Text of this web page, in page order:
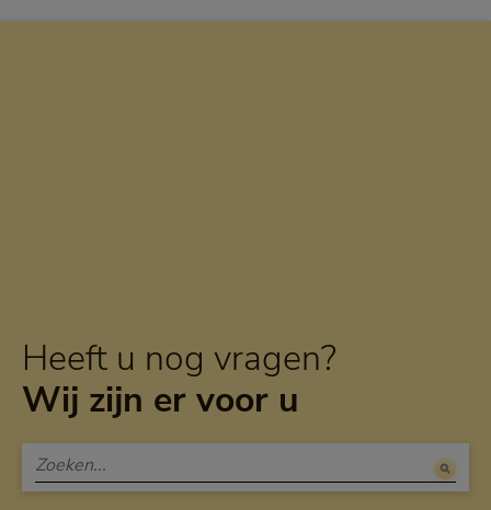
Heeft u nog vragen?
Wij zijn er voor u